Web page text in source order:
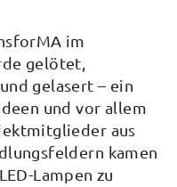
im
gelötet,
gelasert – ein
und vor allem
aus
kamen
Lampen zu